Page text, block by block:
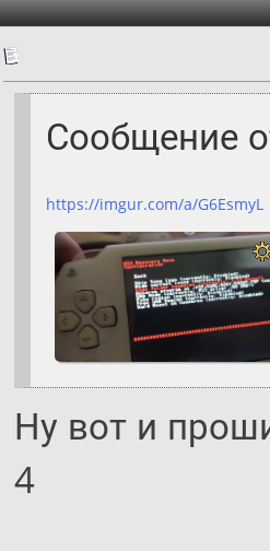
Сообщение
https://imgur.com/a/G6EsmyL
Ну вот и
4